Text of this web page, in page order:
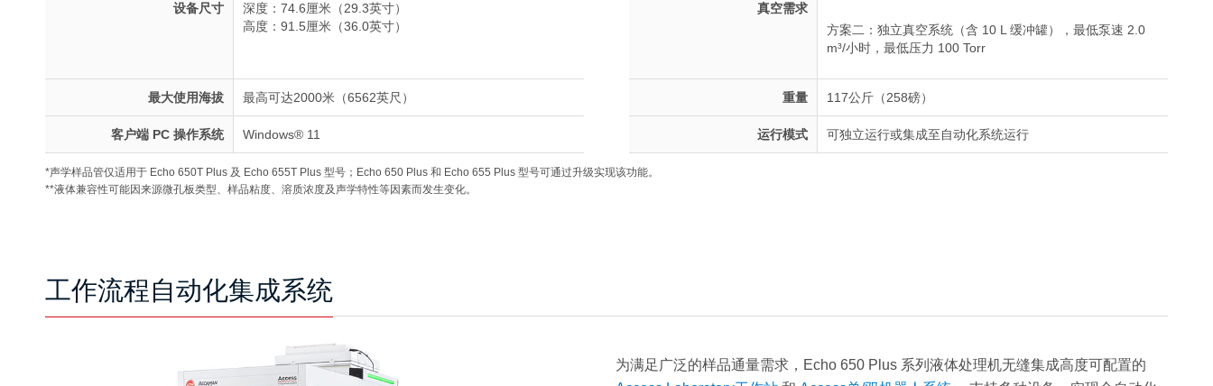
设备尺寸
深度：74.6厘米（29.3英寸）
高度：91.5厘米（36.0英寸）
真空需求
方案二：独立真空系统（含 10 L 缓冲罐），最低泵速 2.0
m³/小时，最低压力 100 Torr
最大使用海拔 最高可达2000米（6562英尺） 重量 117公斤（258磅）
客户端 PC 操作系统 Windows® 11 运行模式 可独立运行或集成至自动化系统运行
*声学样品管仅适用于 Echo 650T Plus 及 Echo 655T Plus 型号；Echo 650 Plus 和 Echo 655 Plus 型号可通过升级实现该功能。
**液体兼容性可能因来源微孔板类型、样品粘度、溶质浓度及声学特性等因素而发生变化。
工作流程自动化集成系统
为满足广泛的样品通量需求，Echo 650 Plus 系列液体处理机无缝集成高度可配置的